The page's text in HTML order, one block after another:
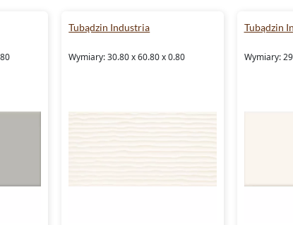
Tubądzin Industria
Wymiary: 30.80 x 60.80 x 0.80
Tubądzin
Wymiary: